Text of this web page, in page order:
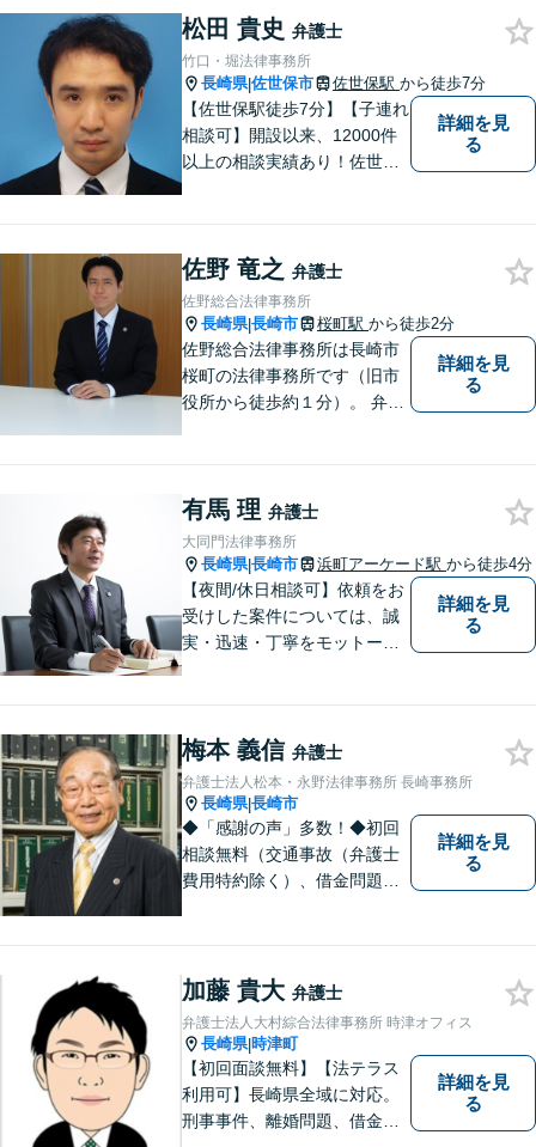
ちと希望をしっかりと受け止
めます。どうぞお気軽にお話
しください。【電話・メー
ル・WEB相談可】
松田 貴史 弁護士
竹口・堀法律事務所
長崎県|佐世保市 佐世保駅 から徒歩7分
【佐世保駅徒歩7分】【子連れ
相談可】開設以来、12000件
以上の相談実績あり！佐世保
題・企業法務等、お困りごと
はなんでもご相談ください。
【他士業連携】
詳細を見
る
佐野 竜之 弁護士
佐野総合法律事務所
長崎県|長崎市 桜町駅 から徒歩2分
佐野総合法律事務所は長崎市
桜町の法律事務所です（旧市
役所から徒歩約１分）。 弁護
法テラスを利用しての無料相
談がご利用いただけます。 費
用の点も含めて、ご相談くだ
さい。
詳細を見
る
有馬 理 弁護士
大同門法律事務所
長崎県|長崎市 浜町アーケード駅 から徒歩4分
【夜間/休日相談可】依頼をお
受けした案件については、誠
実・迅速・丁寧をモットーに
談にお越しください。
詳細を見
る
梅本 義信 弁護士
弁護士法人松本・永野法律事務所 長崎事務所
長崎県|長崎市
◆「感謝の声」多数！◆初回
相談無料（交通事故（弁護士
費用特約除く）、借金問題、
～7年合計）
詳細を見
る
加藤 貴大 弁護士
弁護士法人大村綜合法律事務所 時津オフィス
長崎県|時津町
【初回面談無料】【法テラス
利用可】長崎県全域に対応。
刑事事件、離婚問題、借金・
詳細を見
る